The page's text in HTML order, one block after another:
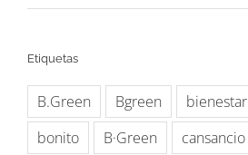
Etiquetas
B.Green Bgreen bienestar
bonito
B·Green cansancio